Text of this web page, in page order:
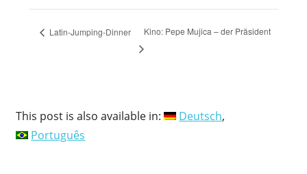
Latin-Jumping-Dinner Kino: Pepe Mujica – der Präsident
This post is also available in:
Deutsch
Português